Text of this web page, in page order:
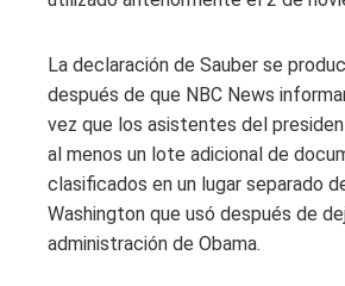
La declaración de Sauber se
después de que NBC News
vez que los asistentes del
al menos un lote adicional de
clasificados en un lugar separado
Washington que usó después de
administración de Obama.